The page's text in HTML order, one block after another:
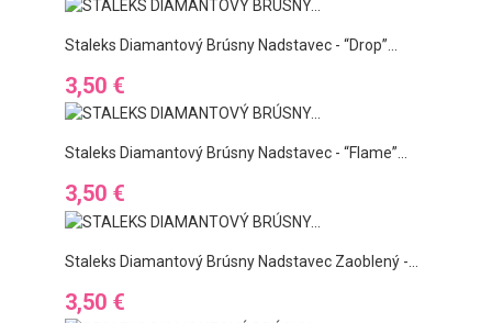
Staleks Diamantový Brúsny Nadstavec - “drop”...
Ár
3,50 €
Staleks Diamantový Brúsny Nadstavec - “flame”...
Ár
3,50 €
Staleks Diamantový Brúsny Nadstavec Zaoblený -...
Ár
3,50 €